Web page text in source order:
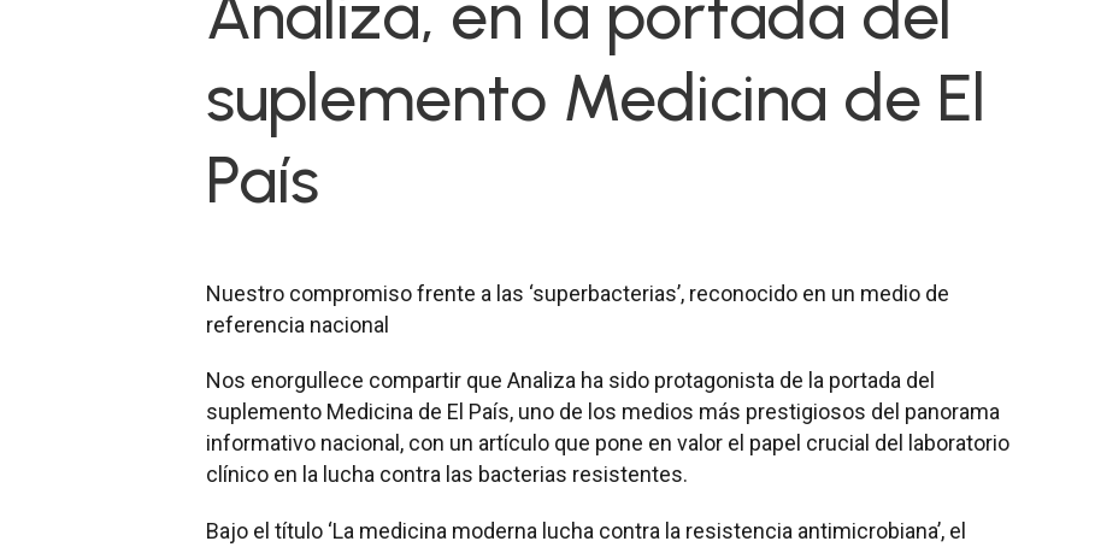
suplemento Medicina de El
País
Nuestro compromiso frente a las ‘superbacterias’, reconocido en un medio de
referencia nacional
Nos enorgullece compartir que Analiza ha sido protagonista de la portada del
suplemento Medicina de El País, uno de los medios más prestigiosos del panorama
informativo nacional, con un artículo que pone en valor el papel crucial del laboratorio
clínico en la lucha contra las bacterias resistentes.
Bajo el título ‘La medicina moderna lucha contra la resistencia antimicrobiana’, el